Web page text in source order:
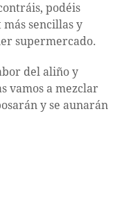
podéis
sencillas y
supermercado.
del aliño y
vamos a mezclar
y se aunarán